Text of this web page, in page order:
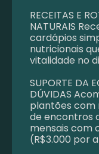
RECEITAS E
NATURAIS
cardápios
nutricionais
vitalidade no
SUPORTE DA
DÚVIDAS
plantões com
de encontros
mensais com
(R$3.000 por